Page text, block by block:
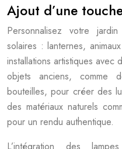
Ajout d’une
Personnalisez votre
solaires : lanternes,
installations artistiques avec
objets anciens,
bouteilles, pour créer des
des matériaux naturels
pour un rendu authentique.